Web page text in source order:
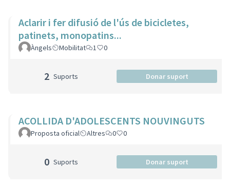
Aclarir i fer difusió de l'ús de bicicletes,
patinets, monopatins...
Àngels Mobilitat 1 0
2 Suports Donar suport
ACOLLIDA D'ADOLESCENTS NOUVINGUTS
Proposta oficial Altres 0 0
0 Suports Donar suport